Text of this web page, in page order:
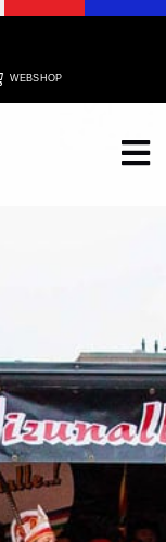
WEBSHOP